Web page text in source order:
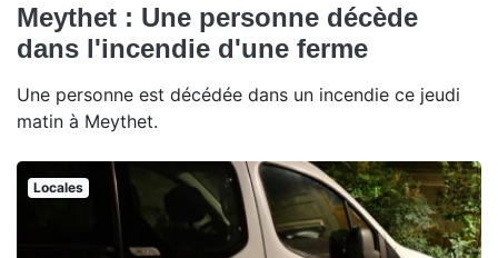
Meythet : Une personne décède
dans l'incendie d'une ferme
Une personne est décédée dans un incendie ce jeudi
matin à Meythet.
Locales